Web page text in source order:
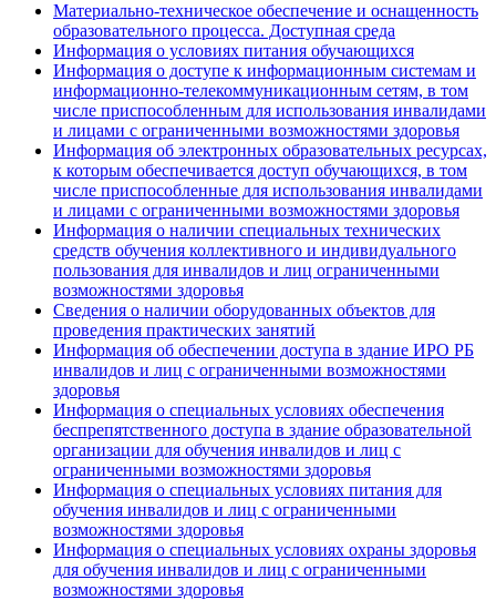
Материально-техническое обеспечение и оснащенность
образовательного процесса. Доступная среда
Информация о условиях питания обучающихся
Информация о доступе к информационным системам и
информационно-телекоммуникационным сетям, в том
числе приспособленным для использования инвалидами
и лицами с ограниченными возможностями здоровья
Информация об электронных образовательных ресурсах,
к которым обеспечивается доступ обучающихся, в том
числе приспособленные для использования инвалидами
и лицами с ограниченными возможностями здоровья
Информация о наличии специальных технических
средств обучения коллективного и индивидуального
пользования для инвалидов и лиц ограниченными
возможностями здоровья
Сведения о наличии оборудованных объектов для
проведения практических занятий
Информация об обеспечении доступа в здание ИРО РБ
инвалидов и лиц с ограниченными возможностями
здоровья
Информация о специальных условиях обеспечения
беспрепятственного доступа в здание образовательной
организации для обучения инвалидов и лиц с
ограниченными возможностями здоровья
Информация о специальных условиях питания для
обучения инвалидов и лиц с ограниченными
возможностями здоровья
Информация о специальных условиях охраны здоровья
для обучения инвалидов и лиц с ограниченными
возможностями здоровья